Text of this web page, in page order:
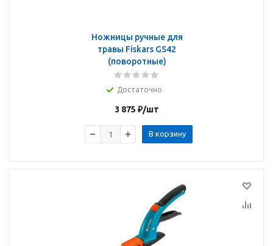
Ножницы ручные для
травы Fiskars GS42
(поворотные)
Достаточно
3 875 ₽/шт
В корзину